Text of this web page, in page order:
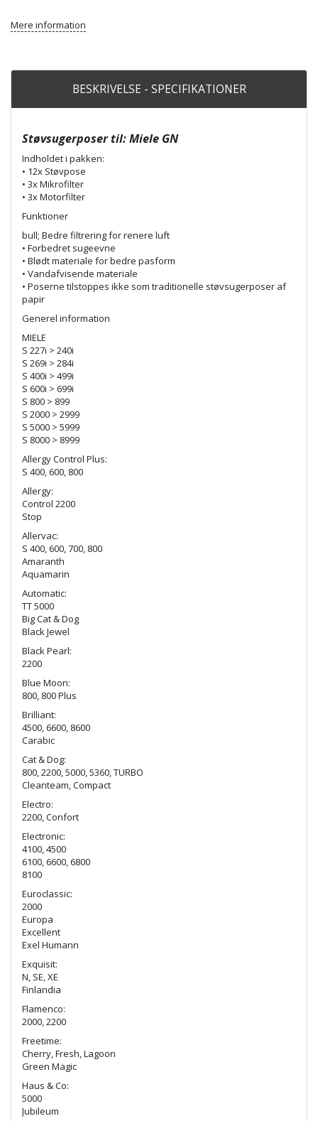
Mere information
BESKRIVELSE - SPECIFIKATIONER
Støvsugerposer til: Miele GN
Indholdet i pakken:
• 12x Støvpose
• 3x Mikrofilter
• 3x Motorfilter
Funktioner
bull; Bedre filtrering for renere luft
• Forbedret sugeevne
• Blødt materiale for bedre pasform
• Vandafvisende materiale
• Poserne tilstoppes ikke som traditionelle støvsugerposer af
papir
Generel information
MIELE
S 227i > 240i
S 269i > 284i
S 400i > 499i
S 600i > 699i
S 800 > 899
S 2000 > 2999
S 5000 > 5999
S 8000 > 8999
Allergy Control Plus:
S 400, 600, 800
Allergy:
Control 2200
Stop
Allervac:
S 400, 600, 700, 800
Amaranth
Aquamarin
Automatic:
TT 5000
Big Cat & Dog
Black Jewel
Black Pearl:
2200
Blue Moon:
800, 800 Plus
Brilliant:
4500, 6600, 8600
Carabic
Cat & Dog:
800, 2200, 5000, 5360, TURBO
Cleanteam, Compact
Electro:
2200, Confort
Electronic:
4100, 4500
6100, 6600, 6800
8100
Euroclassic:
2000
Europa
Excellent
Exel Humann
Exquisit:
N, SE, XE
Finlandia
Flamenco:
2000, 2200
Freetime:
Cherry, Fresh, Lagoon
Green Magic
Haus & Co:
5000
Jubileum